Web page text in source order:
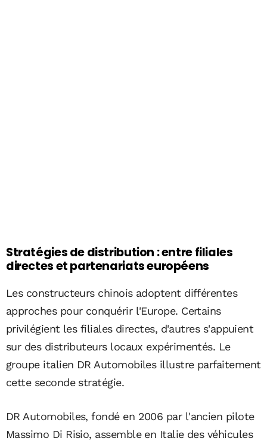
Stratégies de distribution : entre filiales
directes et partenariats européens
Les constructeurs chinois adoptent différentes
approches pour conquérir l'Europe. Certains
privilégient les filiales directes, d'autres s'appuient
sur des distributeurs locaux expérimentés. Le
groupe italien DR Automobiles illustre parfaitement
cette seconde stratégie.
DR Automobiles, fondé en 2006 par l'ancien pilote
Massimo Di Risio, assemble en Italie des véhicules